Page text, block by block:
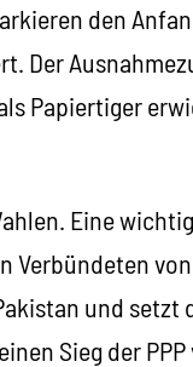
den
Der
Papiertiger
Eine
und setzt
Sieg der